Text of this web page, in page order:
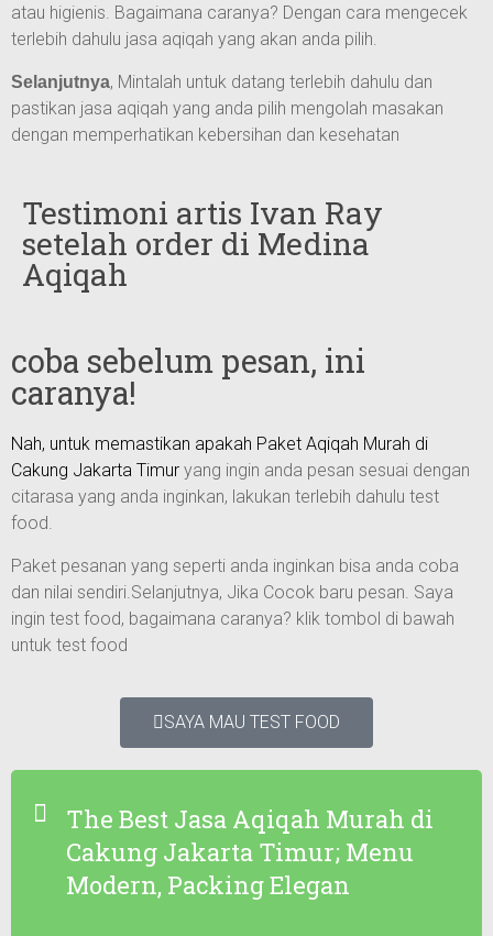
atau higienis. Bagaimana caranya? Dengan cara mengecek
terlebih dahulu jasa aqiqah yang akan anda pilih.
Selanjutnya, Mintalah untuk datang terlebih dahulu dan
pastikan jasa aqiqah yang anda pilih mengolah masakan
dengan memperhatikan kebersihan dan kesehatan
Testimoni artis Ivan Ray
setelah order di Medina
Aqiqah
coba sebelum pesan, ini
caranya!
Nah, untuk memastikan apakah Paket Aqiqah Murah di
Cakung Jakarta Timur yang ingin anda pesan sesuai dengan
citarasa yang anda inginkan, lakukan terlebih dahulu test
food.
Paket pesanan yang seperti anda inginkan bisa anda coba
dan nilai sendiri.Selanjutnya, Jika Cocok baru pesan. Saya
ingin test food, bagaimana caranya? klik tombol di bawah
untuk test food
SAYA MAU TEST FOOD
The Best Jasa Aqiqah Murah di
Cakung Jakarta Timur; Menu
Modern, Packing Elegan